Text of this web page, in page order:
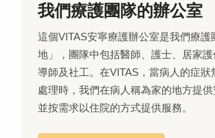
我們療護團隊的辦公室
這個VITAS安寧療護辦公室是我們療護
地」，團隊中包括醫師、護士、居家
導師及社工。在VITAS，當病人的症狀
處理時，我們在病人稱為家的地方提供
並按需求以住院的方式提供服務。